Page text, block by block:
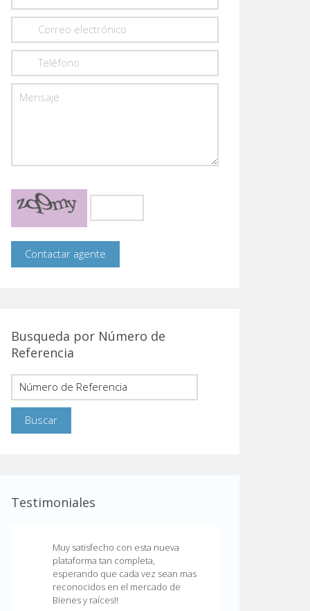
Busqueda por Número de
Referencia
Testimoniales
Muy satisfecho con esta nueva
plataforma tan completa,
esperando que cada vez sean mas
reconocidos en el mercado de
Bienes y raíces!!